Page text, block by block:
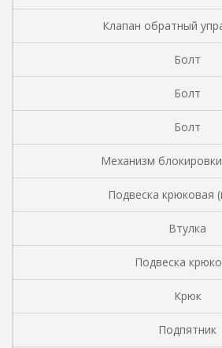
Клапан обратный
Болт
Болт
Болт
Механизм
Подвеска крюковая
Втулка
Подвеска
Крюк
Подпятник